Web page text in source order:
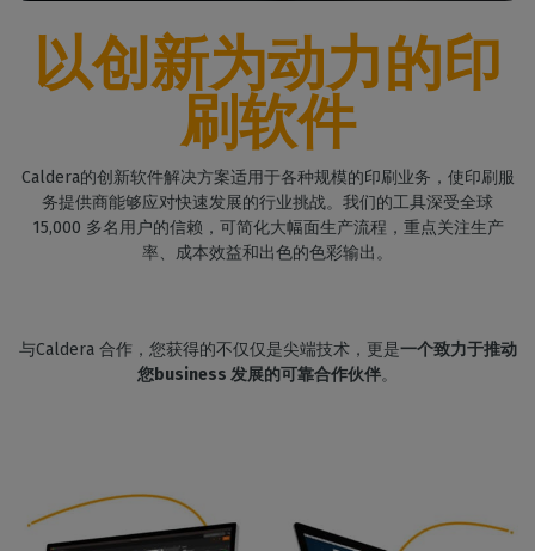
以创新为动力的印
刷软件
Caldera的创新软件解决方案适用于各种规模的印刷业务，使印刷服
务提供商能够应对快速发展的行业挑战。我们的工具深受全球
15,000 多名用户的信赖，可简化大幅面生产流程，重点关注生产
率、成本效益和出色的色彩输出。
与Caldera 合作，您获得的不仅仅是尖端技术，更是一个致力于推动
您business 发展的可靠合作伙伴。